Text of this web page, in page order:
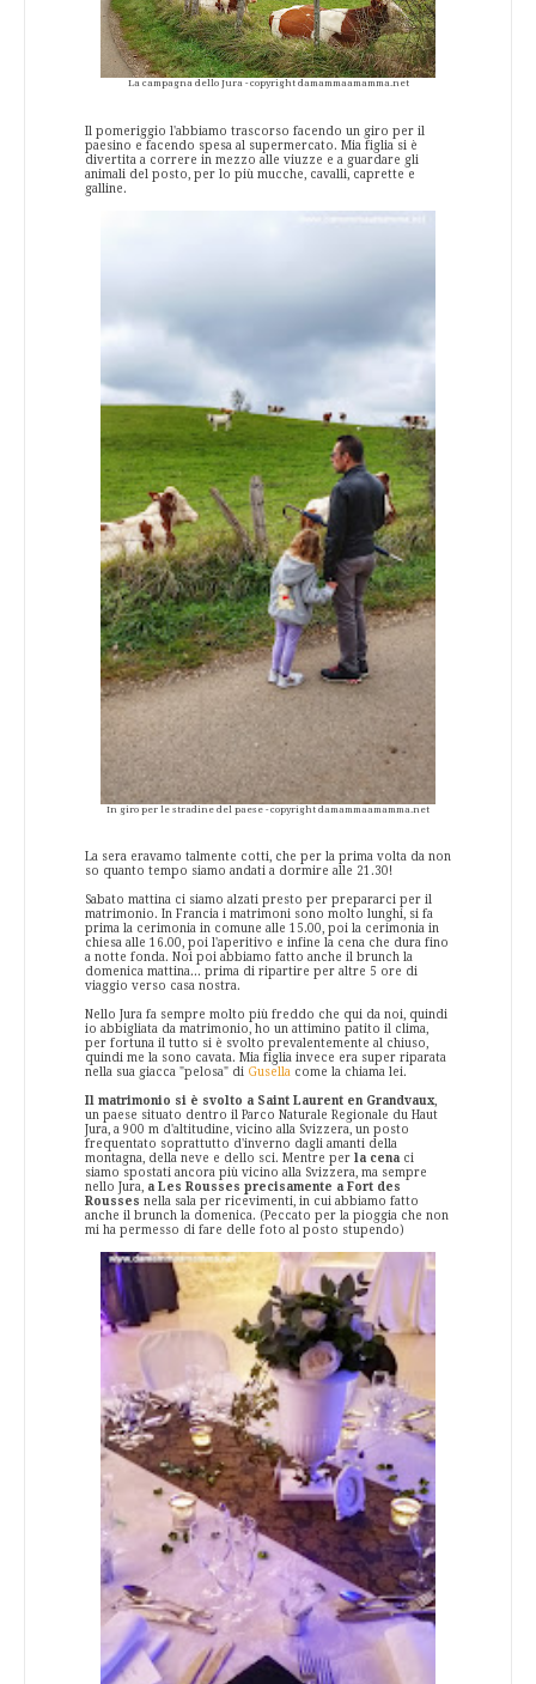
La campagna dello Jura - copyright damammaamamma.net
Il pomeriggio l'abbiamo trascorso facendo un giro per il
paesino e facendo spesa al supermercato. Mia figlia si è
divertita a correre in mezzo alle viuzze e a guardare gli
animali del posto, per lo più mucche, cavalli, caprette e
galline.
In giro per le stradine del paese - copyright damammaamamma.net
La sera eravamo talmente cotti, che per la prima volta da non
so quanto tempo siamo andati a dormire alle 21.30!
Sabato mattina ci siamo alzati presto per prepararci per il
matrimonio. In Francia i matrimoni sono molto lunghi, si fa
prima la cerimonia in comune alle 15.00, poi la cerimonia in
chiesa alle 16.00, poi l'aperitivo e infine la cena che dura fino
a notte fonda. Noi poi abbiamo fatto anche il brunch la
domenica mattina... prima di ripartire per altre 5 ore di
viaggio verso casa nostra.
Nello Jura fa sempre molto più freddo che qui da noi, quindi
io abbigliata da matrimonio, ho un attimino patito il clima,
per fortuna il tutto si è svolto prevalentemente al chiuso,
quindi me la sono cavata. Mia figlia invece era super riparata
nella sua giacca "pelosa" di Gusella come la chiama lei.
Il matrimonio si è svolto a Saint Laurent en Grandvaux,
un paese situato dentro il Parco Naturale Regionale du Haut
Jura, a 900 m d'altitudine, vicino alla Svizzera, un posto
frequentato soprattutto d'inverno dagli amanti della
montagna, della neve e dello sci. Mentre per la cena ci
siamo spostati ancora più vicino alla Svizzera, ma sempre
nello Jura, a Les Rousses precisamente a Fort des
Rousses nella sala per ricevimenti, in cui abbiamo fatto
anche il brunch la domenica. (Peccato per la pioggia che non
mi ha permesso di fare delle foto al posto stupendo)